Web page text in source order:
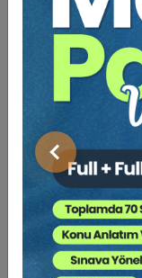
Önceki
Anonim
Hukuku
360 TL